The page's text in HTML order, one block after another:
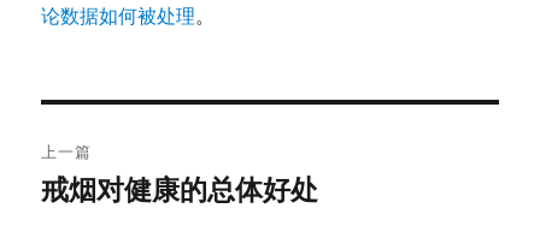
论数据如何被处理。
章
上一篇
上
戒烟对健康的总体好处